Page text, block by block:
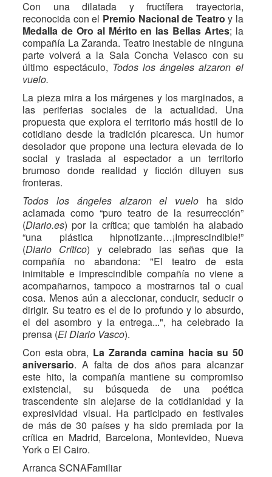
Con una dilatada y fructífera trayectoria,
reconocida con el Premio Nacional de Teatro y la
Medalla de Oro al Mérito en las Bellas Artes; la
compañía La Zaranda. Teatro inestable de ninguna
parte volverá a la Sala Concha Velasco con su
último espectáculo, Todos los ángeles alzaron el
vuelo.
La pieza mira a los márgenes y los marginados, a
las periferias sociales de la actualidad. Una
propuesta que explora el territorio más hostil de lo
cotidiano desde la tradición picaresca. Un humor
desolador que propone una lectura elevada de lo
social y traslada al espectador a un territorio
brumoso donde realidad y ficción diluyen sus
fronteras.
Todos los ángeles alzaron el vuelo ha sido
aclamada como “puro teatro de la resurrección”
(Diario.es) por la crítica; que también ha alabado
“una plástica hipnotizante…¡Imprescindible!”
(Diario Crítico) y celebrado las señas que la
compañía no abandona: "El teatro de esta
inimitable e imprescindible compañía no viene a
acompañarnos, tampoco a mostrarnos tal o cual
cosa. Menos aún a aleccionar, conducir, seducir o
dirigir. Su teatro es el de lo profundo y lo absurdo,
el del asombro y la entrega...", ha celebrado la
prensa (El Diario Vasco).
Con esta obra, La Zaranda camina hacia su 50
aniversario. A falta de dos años para alcanzar
este hito, la compañía mantiene su compromiso
existencial, su búsqueda de una poética
trascendente sin alejarse de la cotidianidad y la
expresividad visual. Ha participado en festivales
de más de 30 países y ha sido premiada por la
crítica en Madrid, Barcelona, Montevideo, Nueva
York o El Cairo.
Arranca SCNAFamiliar